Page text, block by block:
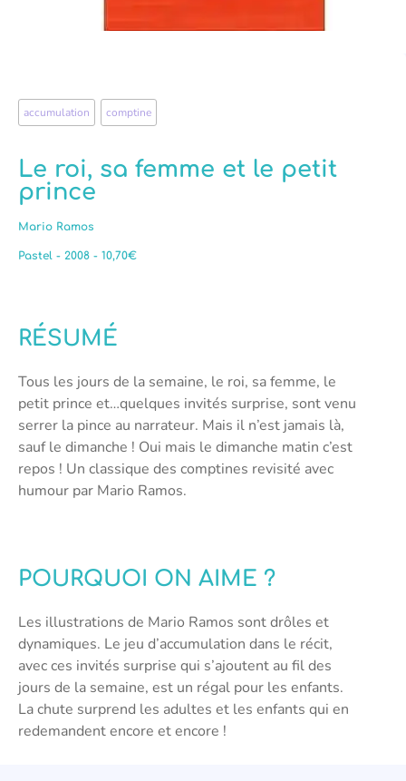
accumulation comptine
Le roi, sa femme et le petit
prince
Mario Ramos
Pastel - 2008 - 10,70€
RÉSUMÉ
Tous les jours de la semaine, le roi, sa femme, le
petit prince et…quelques invités surprise, sont venu
serrer la pince au narrateur. Mais il n’est jamais là,
sauf le dimanche ! Oui mais le dimanche matin c’est
repos ! Un classique des comptines revisité avec
humour par Mario Ramos.
POURQUOI ON AIME ?
Les illustrations de Mario Ramos sont drôles et
dynamiques. Le jeu d’accumulation dans le récit,
avec ces invités surprise qui s’ajoutent au fil des
jours de la semaine, est un régal pour les enfants.
La chute surprend les adultes et les enfants qui en
redemandent encore et encore !